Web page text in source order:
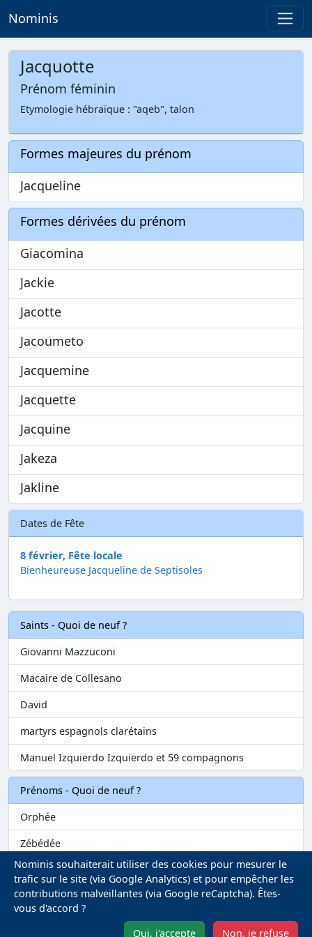
Nominis
Jacquotte
Prénom féminin
Etymologie hébraïque : "aqeb", talon
Formes majeures du prénom
Jacqueline
Formes dérivées du prénom
Giacomina
Jackie
Jacotte
Jacoumeto
Jacquemine
Jacquette
Jacquine
Jakeza
Jakline
Dates de Fête
8 février, Fête locale
Bienheureuse Jacqueline de Septisoles
Saints - Quoi de neuf ?
Giovanni Mazzuconi
Macaire de Collesano
David
martyrs espagnols clarétains
Manuel Izquierdo Izquierdo et 59 compagnons
Prénoms - Quoi de neuf ?
Orphée
Zébédée
Melvil
Matilin
Nominis souhaiterait utiliser des cookies pour mesurer le
trafic sur le site (via Google Analytics) et pour empêcher les
contributions malveillantes (via Google reCaptcha). Êtes-
vous d'accord ?
Oui, j'accepte
Non, je refuse